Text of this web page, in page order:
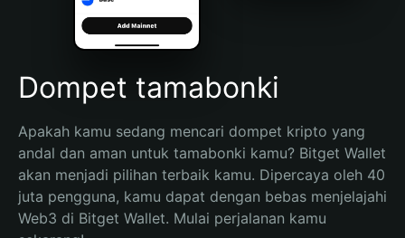
Português (Brasil)
Español (Argentina)
Dompet tamabonki
Apakah kamu sedang mencari dompet kripto yang
andal dan aman untuk tamabonki kamu? Bitget Wallet
akan menjadi pilihan terbaik kamu. Dipercaya oleh 40
juta pengguna, kamu dapat dengan bebas menjelajahi
Web3 di Bitget Wallet. Mulai perjalanan kamu